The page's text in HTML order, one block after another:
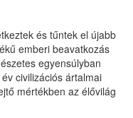
és tűntek el újabb
emberi beavatkozás
egyensúlyban
civilizációs ártalmai
mértékben az élővilág